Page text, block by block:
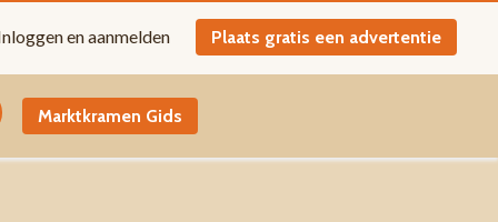
en aanmelden Plaats gratis een advertentie
Marktkramen Gids